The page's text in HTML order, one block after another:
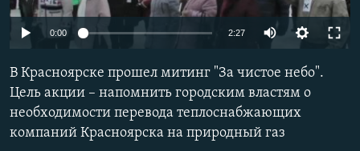
РАСПИСАНИЕ ВЕЩАНИЯ
ПОДПИШИТЕСЬ НА РАССЫЛКУ
СОЦИАЛЬНЫЕ СЕТИ
0:00 2:27
В Красноярске прошел митинг "За чистое небо".
Цель акции – напомнить городским властям о
необходимости перевода теплоснабжающих
компаний Красноярска на природный газ